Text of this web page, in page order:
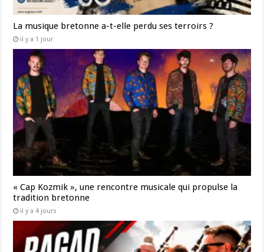
La musique bretonne a-t-elle perdu ses terroirs ?
il y a 1 jour
« Cap Kozmik », une rencontre musicale qui propulse la
tradition bretonne
il y a 4 jours